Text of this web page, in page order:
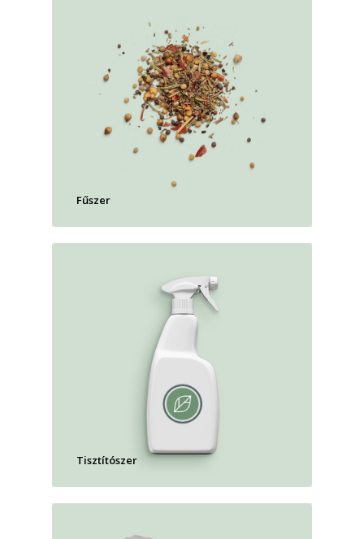
Fűszer
Tisztítószer